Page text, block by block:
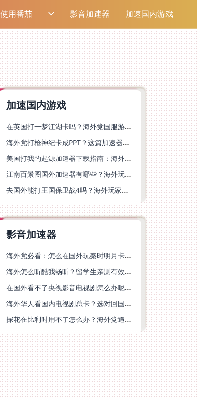
使用番茄 影音加速器 加速国内游戏
加速国内游戏
在英国打一梦江湖卡吗？海外党国服游戏不卡顿的终极解法
海外党打枪神纪卡成PPT？这篇加速器选择指南帮你丝滑上分
美国打我的起源加速器下载指南：海外玩国服游戏不再卡的终极方案
江南百景图国外加速器有哪些？海外玩家亲测好用的选择与避坑指南
去国外能打王国保卫战4吗？海外玩家国服游戏加速全攻略（附公主连结幻想江湖实测）
影音加速器
海外党必看：怎么在国外玩秦时明月卡牌版？附豆瓣EZCast地区限制破解法
海外怎么听酷我畅听？留学生亲测有效的华语内容解锁指南
在国外看不了央视影音电视剧怎么办呢？海外党亲测有效的回国加速方案
海外华人看国内电视剧总卡？选对回国加速器，还能解决菲律宾打不开反诈中心的问题
探花在比利时用不了怎么办？海外党追剧办事全攻略，选对加速器就够了